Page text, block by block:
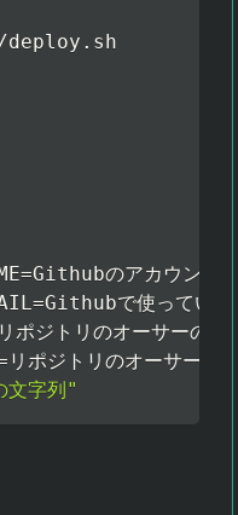
のアカウント
で使っている
ポジトリのオーサーのア
ポジトリのオーサーの
文字列"